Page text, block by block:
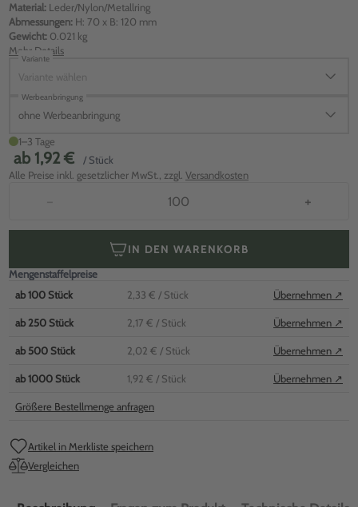
Material: Leder/Nylon/Metallring
Abmessungen: H: 70 x B: 120 mm
Gewicht: 0.021 kg
Mehr Details
Variante
Variante wählen
Werbeanbringung
ohne Werbeanbringung
1–3 Tage
ab 1,92 €
/ Stück
Alle Preise inkl. gesetzlicher MwSt., zzgl. Versandkosten
− +
IN DEN WARENKORB
Mengenstaffelpreise
ab100 Stück 2,33 € / Stück Übernehmen ↗
ab 250 Stück 2,17 € / Stück Übernehmen ↗
ab 500 Stück 2,02 € / Stück Übernehmen ↗
ab1000 Stück 1,92 € / Stück Übernehmen ↗
Größere Bestellmenge anfragen
Artikel in Merkliste speichern
Vergleichen